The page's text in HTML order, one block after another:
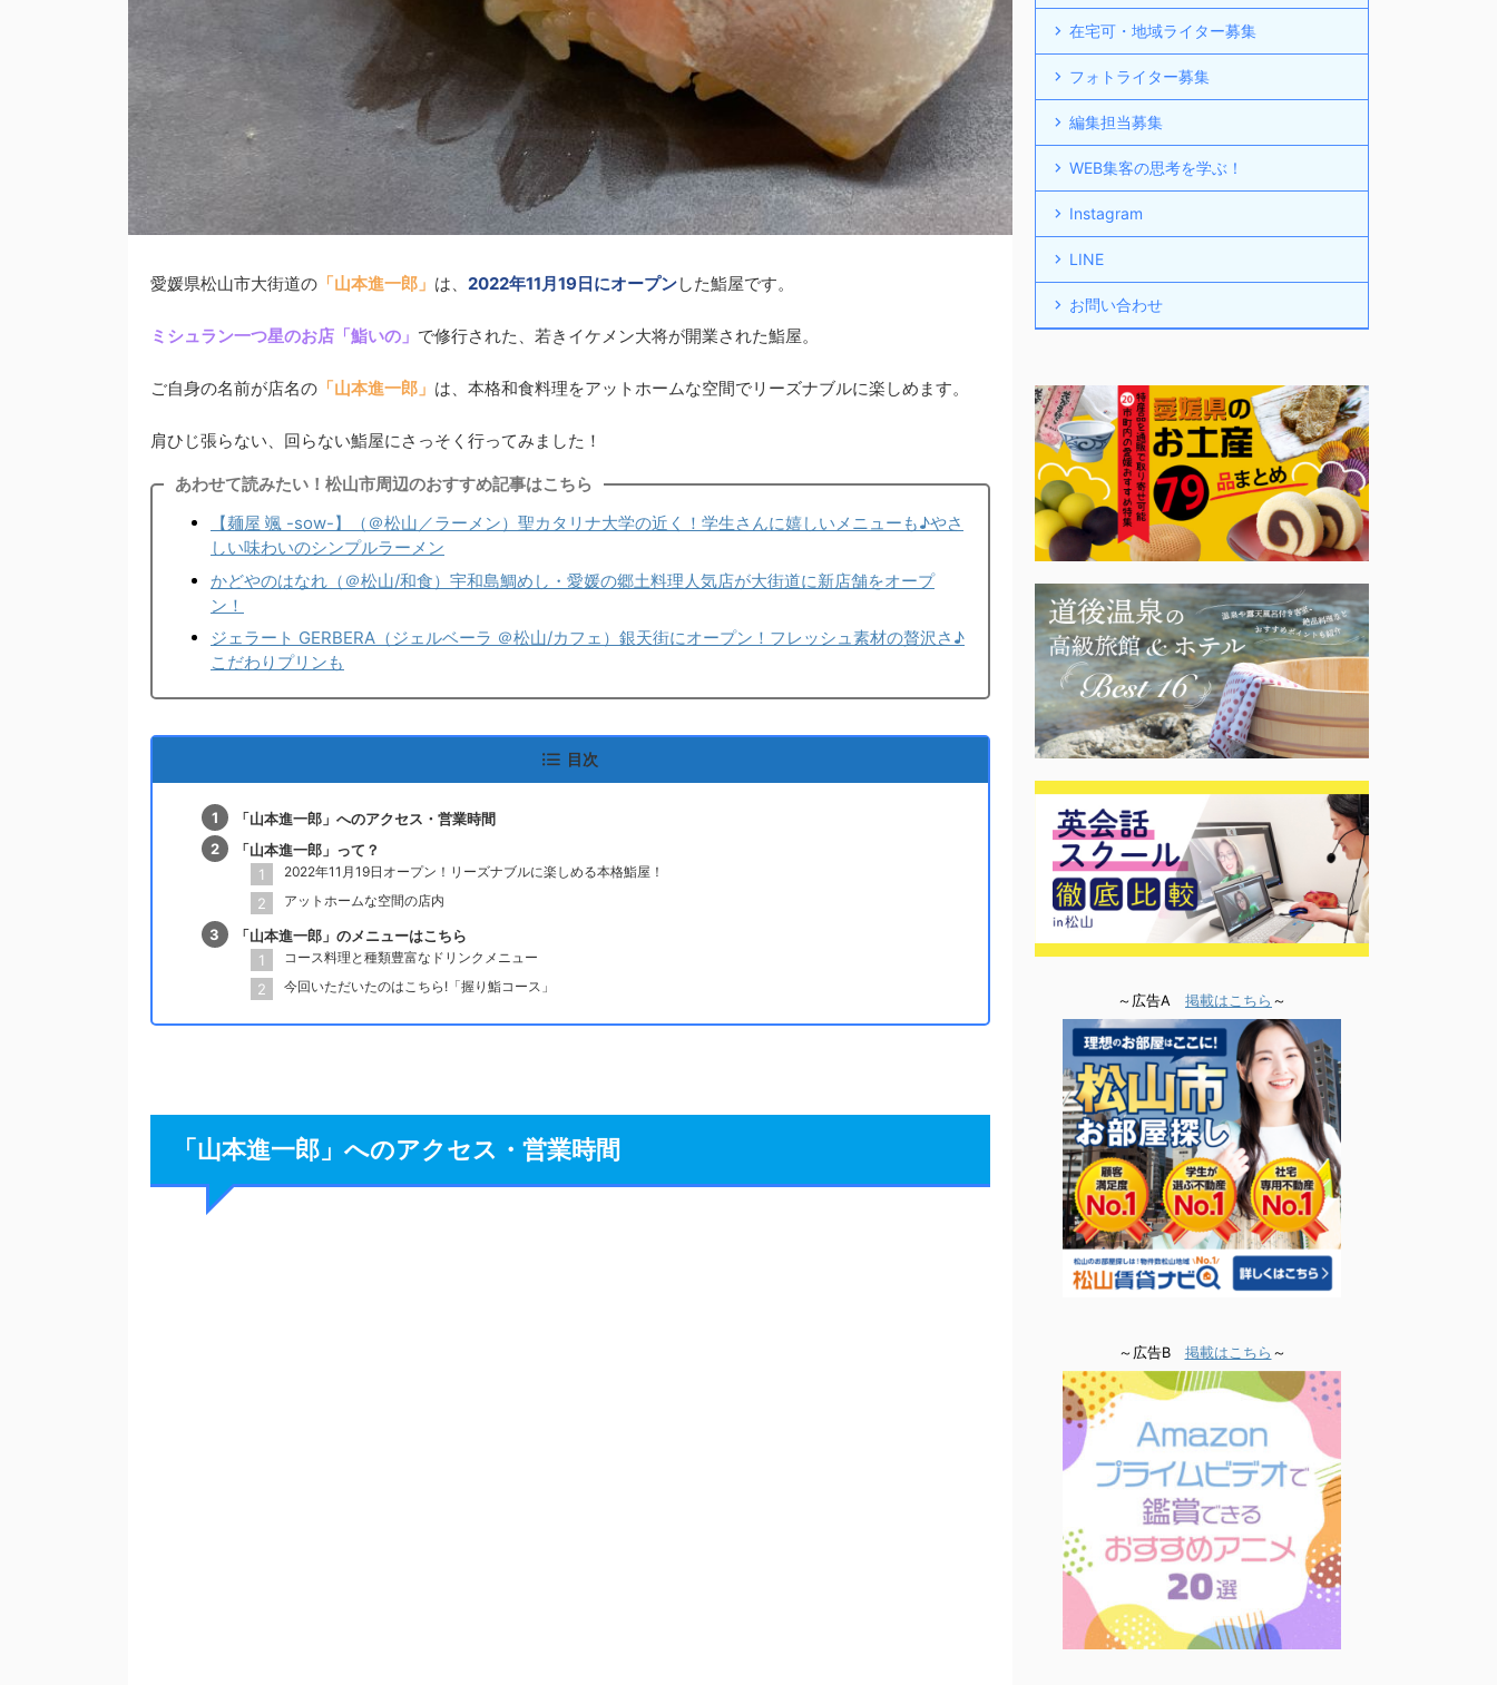
愛媛県松山市大街道の 「山本進一郎」 は、 2022年11月19日にオープンした鮨屋です。
ミシュラン一つ星のお店「鮨いの」 で修行された、若きイケメン大将が開業された鮨屋。
ご自身の名前が店名の 「山本進一郎」 は、本格和食料理をアットホームな空間でリーズナブルに楽しめます。
肩ひじ張らない、回らない鮨屋にさっそく行ってみました！
あわせて読みたい！松山市周辺のおすすめ記事はこちら
【麺屋 颯 -sow-】（＠松山／ラーメン）聖カタリナ大学の近く！学生さんに嬉しいメニューも♪やさ
しい味わいのシンプルラーメン
かどやのはなれ（＠松山/和食）宇和島鯛めし・愛媛の郷土料理人気店が大街道に新店舗をオープ
ン！
ジェラート GERBERA（ジェルベーラ ＠松山/カフェ）銀天街にオープン！フレッシュ素材の贅沢さ♪
こだわりプリンも
目次
「山本進一郎」へのアクセス・営業時間
「山本進一郎」って？
2022年11月19日オープン！リーズナブルに楽しめる本格鮨屋！
アットホームな空間の店内
「山本進一郎」のメニューはこちら
コース料理と種類豊富なドリンクメニュー
今回いただいたのはこちら!「握り鮨コース」
「山本進一郎」へのアクセス・営業時間
在宅可・地域ライター募集
フォトライター募集
編集担当募集
WEB集客の思考を学ぶ！
Instagram
LINE
お問い合わせ
～広告A 掲載はこちら ～
～広告B 掲載はこちら ～